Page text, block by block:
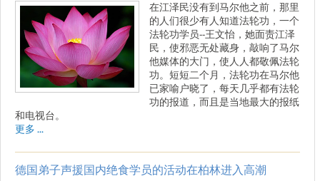
在江泽民没有到马尔他之前，那里
的人们很少有人知道法轮功，一个
法轮功学员--王文怡，她面责江泽
民，使邪恶无处藏身，敲响了马尔
他媒体的大门，使人人都敬佩法轮
功。短短二个月，法轮功在马尔他
已家喻户晓了，每天几乎都有法轮
功的报道，而且是当地最大的报纸
和电视台。
更多 ...
德国弟子声援国内绝食学员的活动在柏林进入高潮